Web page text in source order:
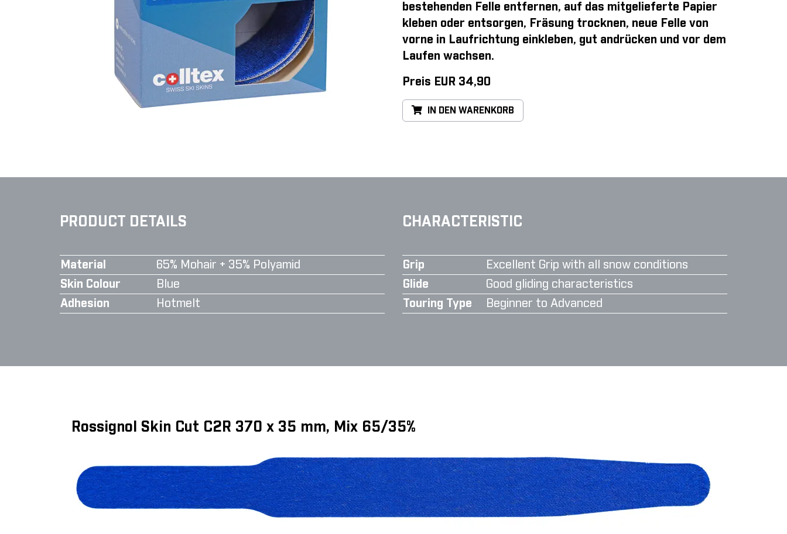
bestehenden Felle entfernen, auf das mitgelieferte Papier
kleben oder entsorgen, Fräsung trocknen, neue Felle von
vorne in Laufrichtung einkleben, gut andrücken und vor dem
Laufen wachsen.
Preis EUR 34,90
IN DEN WARENKORB
PRODUCT DETAILS
Material
65% Mohair + 35% Polyamid
Skin Colour
Blue
Adhesion
Hotmelt
CHARACTERISTIC
Grip
Excellent Grip with all snow conditions
Glide
Good gliding characteristics
Touring Type
Beginner to Advanced
Rossignol Skin Cut C2R 370 x 35 mm, Mix 65/35%